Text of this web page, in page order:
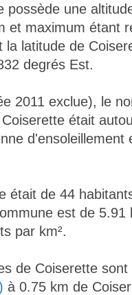
possède une
et maximum étant
la latitude de
degrés Est.
2011 exclue), le
était
d'ensoleillement
était de 44
est de 5.91
par km².
de Coiserette sont
à 0.75 km de